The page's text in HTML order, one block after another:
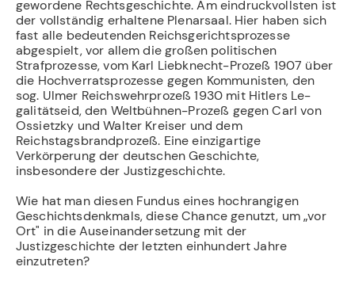
gewordene Rechtsgeschichte. Am eindruckvollsten ist
der vollständig erhaltene Plenarsaal. Hier haben sich
fast alle bedeutenden Reichsgerichtsprozesse
abgespielt, vor allem die großen politischen
Strafprozesse, vom Karl Liebknecht-Prozeß 1907 über
die Hochverratsprozesse gegen Kommunisten, den
sog. Ulmer Reichswehrprozeß 1930 mit Hitlers Le-
galitätseid, den Weltbühnen-Prozeß gegen Carl von
Ossietzky und Walter Kreiser und dem
Reichstagsbrandprozeß. Eine einzigartige
Verkörperung der deutschen Geschichte,
insbesondere der Justizgeschichte.
Wie hat man diesen Fundus eines hochrangigen
Geschichtsdenkmals, diese Chance genutzt, um „vor
Ort" in die Auseinandersetzung mit der
Justizgeschichte der letzten einhundert Jahre
einzutreten?